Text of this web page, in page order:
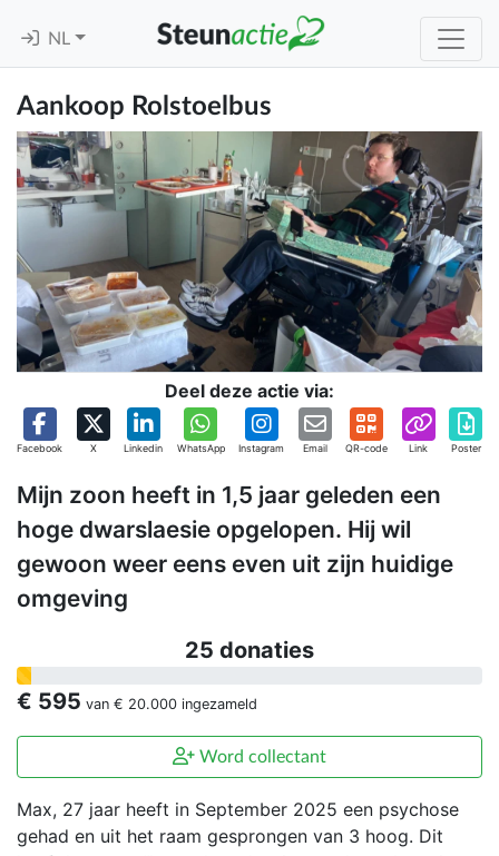
NL
Aankoop Rolstoelbus
Deel deze actie via:
Facebook X Linkedin WhatsApp Instagram Email QR-code Link Poster
Mijn zoon heeft in 1,5 jaar geleden een
hoge dwarslaesie opgelopen. Hij wil
gewoon weer eens even uit zijn huidige
omgeving
25 donaties
€ 595 van € 20.000 ingezameld
Word collectant
Max, 27 jaar heeft in September 2025 een psychose
gehad en uit het raam gesprongen van 3 hoog. Dit